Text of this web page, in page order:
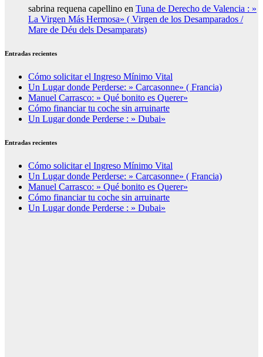
sabrina requena capellino en Tuna de Derecho de Valencia : »
La Virgen Más Hermosa» ( Virgen de los Desamparados /
Mare de Déu dels Desamparats)
Entradas recientes
Cómo solicitar el Ingreso Mínimo Vital
Un Lugar donde Perderse: » Carcasonne» ( Francia)
Manuel Carrasco: » Qué bonito es Querer»
Cómo financiar tu coche sin arruinarte
Un Lugar donde Perderse : » Dubai»
Entradas recientes
Cómo solicitar el Ingreso Mínimo Vital
Un Lugar donde Perderse: » Carcasonne» ( Francia)
Manuel Carrasco: » Qué bonito es Querer»
Cómo financiar tu coche sin arruinarte
Un Lugar donde Perderse : » Dubai»